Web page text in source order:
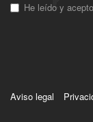
He leído y
Aviso legal